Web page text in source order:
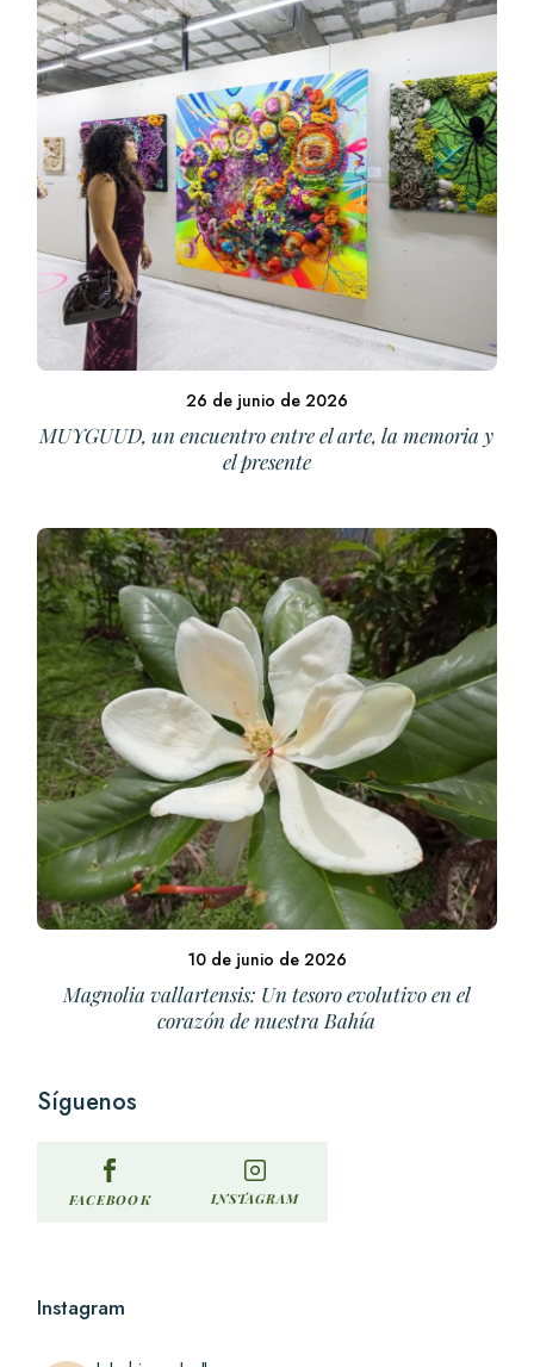
26 de junio de 2026
MUYGUUD, un encuentro entre el arte, la memoria y
el presente
10 de junio de 2026
Magnolia vallartensis: Un tesoro evolutivo en el
corazón de nuestra Bahía
Síguenos
FACEBOOK INSTAGRAM
Instagram